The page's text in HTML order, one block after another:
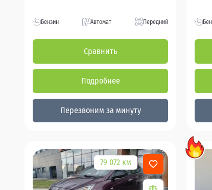
Бензин Автомат Передний
Сравнить
Подробнее
Перезвоним за минуту
79 072 км